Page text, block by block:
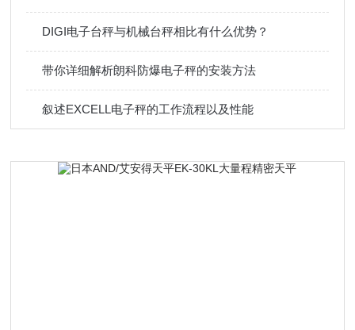
DIGI电子台秤与机械台秤相比有什么优势？
带你详细解析朗科防爆电子秤的安装方法
叙述EXCELL电子秤的工作流程以及性能